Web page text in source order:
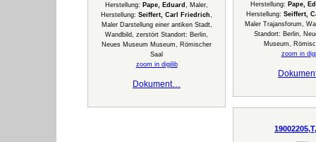
Herstellung: Pape, Eduard , Maler,
Herstellung: Seiffert, Carl Friedrich,
Maler Darstellung einer antiken Stadt,
Wandbild, zerstört Standort: Berlin,
Neues Museum Museum, Römischer
Saal
zoom in digilib
Dokument…
Herstellung: Pape,
Herstellung: Seiffert,
Maler Trajansforum,
Standort: Berlin,
Museum,
zoom in